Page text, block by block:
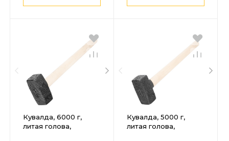
Кувалда, 6000 г,
литая голова,
Кувалда, 5000 г,
литая голова,